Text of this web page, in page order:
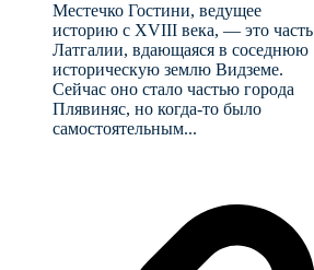
Местечко Гостини, ведущее
историю с XVIII века, — это часть
Латгалии, вдающаяся в соседнюю
историческую землю Видземе.
Сейчас оно стало частью города
Плявиняс, но когда-то было
самостоятельным...